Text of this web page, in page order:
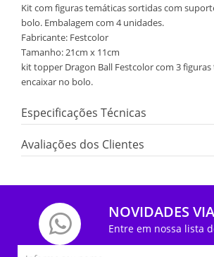
Kit com figuras temáticas sortidas com
bolo. Embalagem com 4 unidades.
Fabricante: Festcolor
Tamanho: 21cm x 11cm
kit topper Dragon Ball Festcolor com 3
encaixar no bolo.
Especificações Técnicas
Avaliações dos Clientes
NOVIDADES
Entre em nossa lista